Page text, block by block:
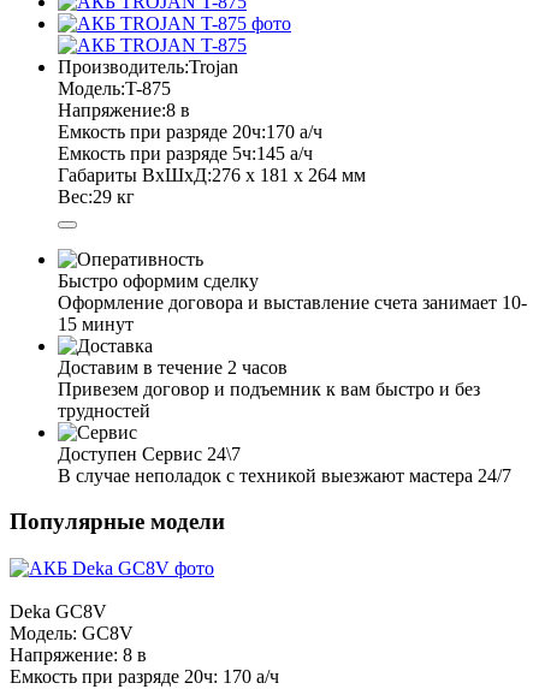
Производитель:Trojan
Модель:T-875
Напряжение:8 в
Емкость при разряде 20ч:170 а/ч
Емкость при разряде 5ч:145 а/ч
Габариты ВхШхД:276 х 181 х 264 мм
Вес:29 кг
Быстро оформим сделку
Оформление договора и выставление счета занимает 10-
15 минут
Доставим в течение 2 часов
Привезем договор и подъемник к вам быстро и без
трудностей
Доступен Сервис 24\7
В случае неполадок с техникой выезжают мастера 24/7
Популярные модели
Deka GC8V
Модель: GC8V
Напряжение: 8 в
Емкость при разряде 20ч: 170 а/ч